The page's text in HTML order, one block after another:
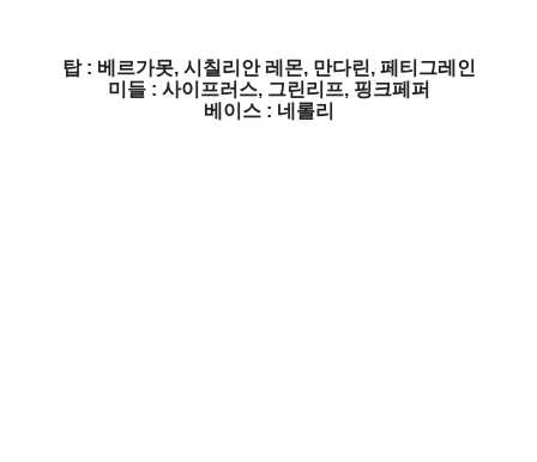
탑 : 베르가못, 시칠리안 레몬, 만다린, 페티그레인
미들 : 사이프러스, 그린리프, 핑크페퍼
베이스 : 네롤리